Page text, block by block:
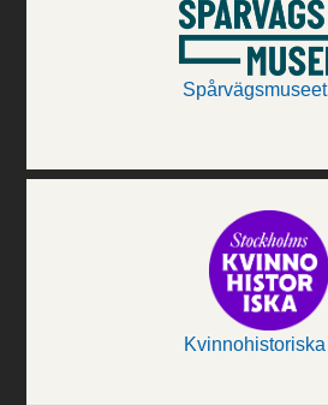
Spårvägsmuseet
Kvinnohistoriska